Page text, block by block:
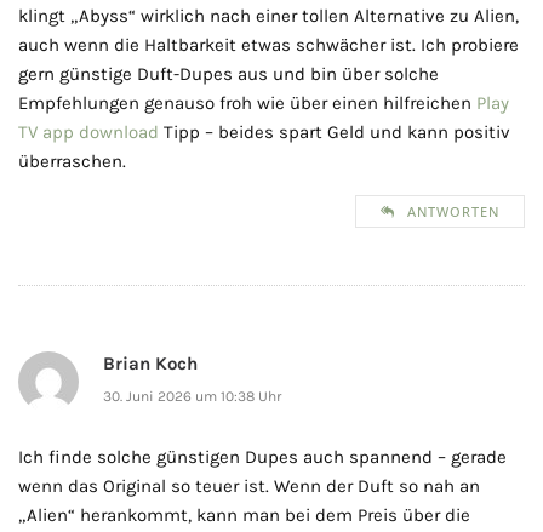
klingt „Abyss“ wirklich nach einer tollen Alternative zu Alien,
auch wenn die Haltbarkeit etwas schwächer ist. Ich probiere
gern günstige Duft-Dupes aus und bin über solche
Empfehlungen genauso froh wie über einen hilfreichen Play
TV app download Tipp – beides spart Geld und kann positiv
überraschen.
ANTWORTEN
Brian Koch
30. Juni 2026 um 10:38 Uhr
Ich finde solche günstigen Dupes auch spannend – gerade
wenn das Original so teuer ist. Wenn der Duft so nah an
„Alien“ herankommt, kann man bei dem Preis über die